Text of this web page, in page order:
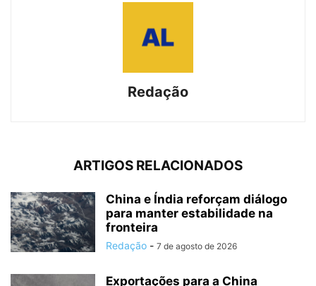
Redação
ARTIGOS RELACIONADOS
China e Índia reforçam diálogo
para manter estabilidade na
fronteira
Redação - 7 de agosto de 2026
Exportações para a China